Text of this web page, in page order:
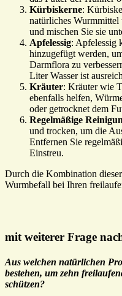
Kürbiskerne:
natürliches
und mischen Sie sie
Apfelessig: Apfelessig
hinzugefügt werden,
Darmflora zu
Liter Wasser ist
Kräuter: Kräuter wie
ebenfalls helfen,
oder getrocknet dem
Regelmäßige
und trocken, um die
Entfernen Sie
Einstreu.
Durch die Kombination
Wurmbefall bei Ihren
mit weiterer Frage
Aus welchen natürlichen
bestehen, um zehn
schützen?